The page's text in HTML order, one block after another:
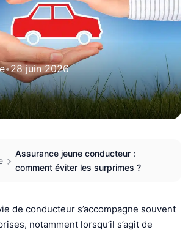
•28 juin 2026
Assurance jeune conducteur :
comment éviter les surprimes ?
de conducteur s’accompagne souvent
notamment lorsqu’il s’agit de